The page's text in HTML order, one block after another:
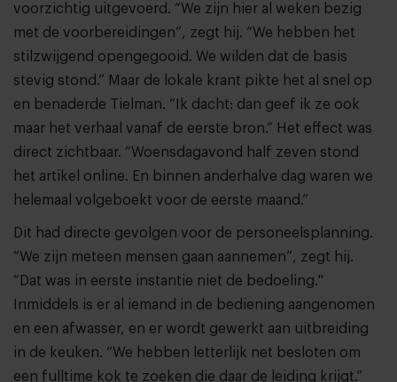
voorzichtig uitgevoerd. “We zijn hier al weken bezig
met de voorbereidingen”, zegt hij. “We hebben het
stilzwijgend opengegooid. We wilden dat de basis
stevig stond.” Maar de lokale krant pikte het al snel op
en benaderde Tielman. “Ik dacht: dan geef ik ze ook
maar het verhaal vanaf de eerste bron.” Het effect was
direct zichtbaar. “Woensdagavond half zeven stond
het artikel online. En binnen anderhalve dag waren we
helemaal volgeboekt voor de eerste maand.”
Dit had directe gevolgen voor de personeelsplanning.
“We zijn meteen mensen gaan aannemen”, zegt hij.
“Dat was in eerste instantie niet de bedoeling."
Inmiddels is er al iemand in de bediening aangenomen
en een afwasser, en er wordt gewerkt aan uitbreiding
in de keuken. “We hebben letterlijk net besloten om
een fulltime kok te zoeken die daar de leiding krijgt.”